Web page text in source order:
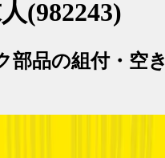
(982243)
部品の組付・空